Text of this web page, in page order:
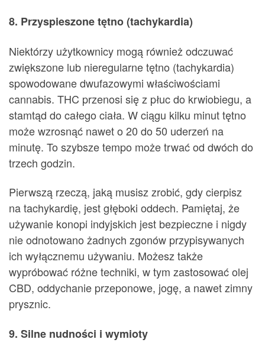
8. Przyspieszone tętno (tachykardia)
Niektórzy użytkownicy mogą również odczuwać
zwiększone lub nieregularne tętno (tachykardia)
spowodowane dwufazowymi właściwościami
cannabis. THC przenosi się z płuc do krwiobiegu, a
stamtąd do całego ciała. W ciągu kilku minut tętno
może wzrosnąć nawet o 20 do 50 uderzeń na
minutę. To szybsze tempo może trwać od dwóch do
trzech godzin.
Pierwszą rzeczą, jaką musisz zrobić, gdy cierpisz
na tachykardię, jest głęboki oddech. Pamiętaj, że
używanie konopi indyjskich jest bezpieczne i nigdy
nie odnotowano żadnych zgonów przypisywanych
ich wyłącznemu używaniu. Możesz także
wypróbować różne techniki, w tym zastosować olej
CBD, oddychanie przeponowe, jogę, a nawet zimny
prysznic.
9. Silne nudności i wymioty